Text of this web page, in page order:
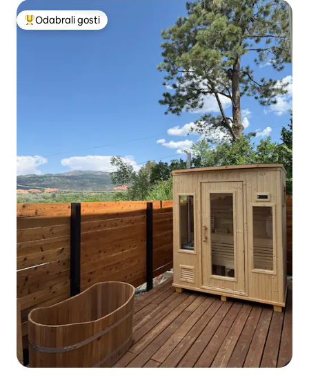
Među najviše rangiranima s oznakom „Odabrali gosti”
Odabrali gosti